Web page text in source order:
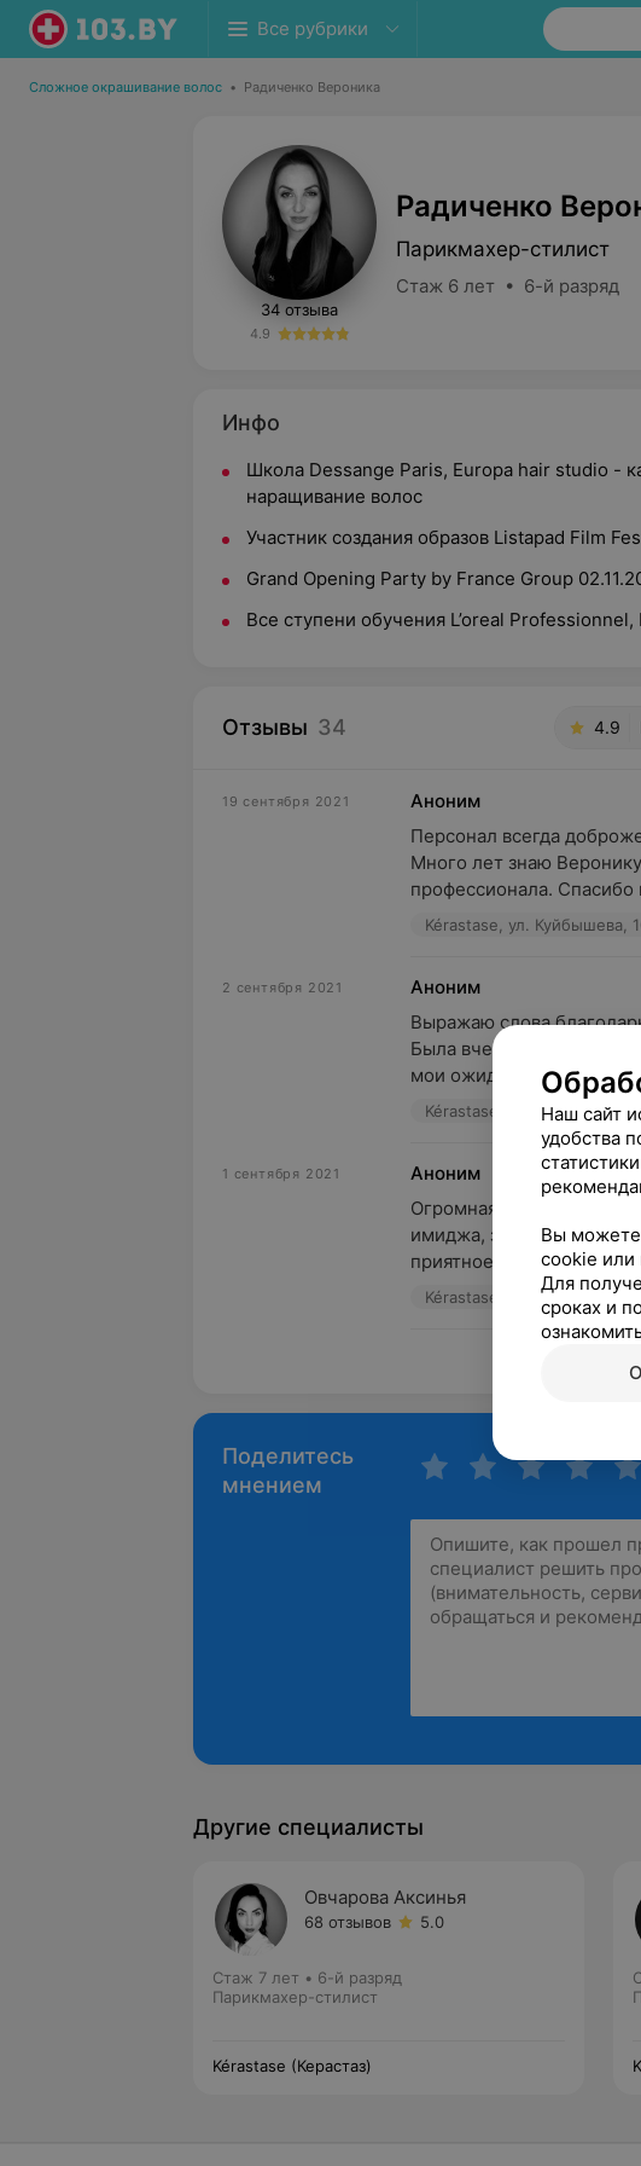
Все рубрики
Сложное окрашивание волос • Радиченко Вероника
34 отзыва
4.9
Радиченко
Парикмахер-стилист
Стаж 6 лет • 6-й разряд
Инфо
Школа Dessange Paris, Europa hair studio -
наращивание волос
Участник создания образов Listapad Film
Grand Opening Party by France Group
Все ступени обучения L’oreal Professionnel,
Отзывы 34 4.9
19 сентября 2021
Аноним
Персонал всегда
Много лет знаю
профессионала. Спасибо
Kérastase, ул. Куйбышева,
2 сентября 2021
Аноним
Выражаю слова
Была вчера у неё на
мои ожидания. Не могу
Kérastase, ул. Куйбышева,
1 сентября 2021
Аноним
Огромная благодарность
имиджа, за
приятное качественное
Kérastase, ул. Куйбышева, 10
Поделитесь
мнением
Другие специалисты
Овчарова Аксинья
68 отзывов 5.0
Стаж 7 лет • 6-й разряд
Парикмахер-стилист
Kérastase (Керастаз)
Наш сайт
удобства
Вы можете
cookie или
Для
сроках и